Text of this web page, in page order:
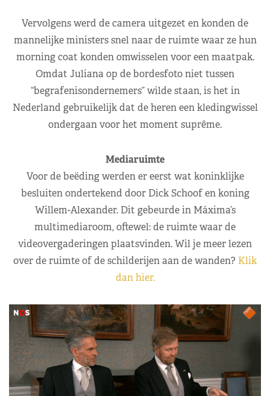
Vervolgens werd de camera uitgezet en konden de
mannelijke ministers snel naar de ruimte waar ze hun
morning coat konden omwisselen voor een maatpak.
Omdat Juliana op de bordesfoto niet tussen
“begrafenisondernemers” wilde staan, is het in
Nederland gebruikelijk dat de heren een kledingwissel
ondergaan voor het moment suprême.
Mediaruimte
Voor de beëding werden er eerst wat koninklijke
besluiten ondertekend door Dick Schoof en koning
Willem-Alexander. Dit gebeurde in Máxima’s
multimediaroom, oftewel: de ruimte waar de
videovergaderingen plaatsvinden. Wil je meer lezen
over de ruimte of de schilderijen aan de wanden? Klik
dan hier.